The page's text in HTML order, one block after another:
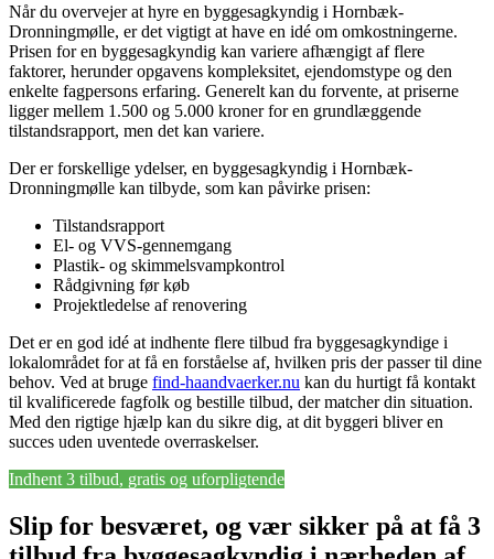
Når du overvejer at hyre en byggesagkyndig i Hornbæk-
Dronningmølle, er det vigtigt at have en idé om omkostningerne.
Prisen for en byggesagkyndig kan variere afhængigt af flere
faktorer, herunder opgavens kompleksitet, ejendomstype og den
enkelte fagpersons erfaring. Generelt kan du forvente, at priserne
ligger mellem 1.500 og 5.000 kroner for en grundlæggende
tilstandsrapport, men det kan variere.
Der er forskellige ydelser, en byggesagkyndig i Hornbæk-
Dronningmølle kan tilbyde, som kan påvirke prisen:
Tilstandsrapport
El- og VVS-gennemgang
Plastik- og skimmelsvampkontrol
Rådgivning før køb
Projektledelse af renovering
Det er en god idé at indhente flere tilbud fra byggesagkyndige i
lokalområdet for at få en forståelse af, hvilken pris der passer til dine
behov. Ved at bruge find-haandvaerker.nu kan du hurtigt få kontakt
til kvalificerede fagfolk og bestille tilbud, der matcher din situation.
Med den rigtige hjælp kan du sikre dig, at dit byggeri bliver en
succes uden uventede overraskelser.
Indhent 3 tilbud, gratis og uforpligtende
Slip for besværet, og vær sikker på at få 3